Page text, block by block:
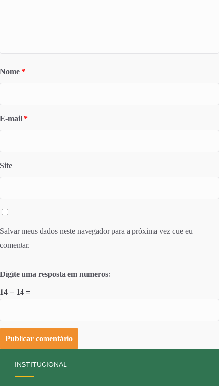
Nome *
E-mail *
Site
Salvar meus dados neste navegador para a próxima vez que eu
comentar.
Digite uma resposta em números:
14 − 14 =
INSTITUCIONAL